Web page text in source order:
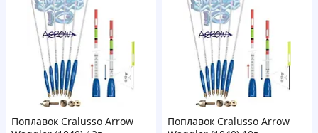
Поплавок Cralusso Arrow
Поплавок Cralusso Arrow